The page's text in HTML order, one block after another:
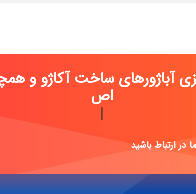
آباژورهای ساخت آکاژو و
اصل تیفانی می
|
در ارتباط باشید